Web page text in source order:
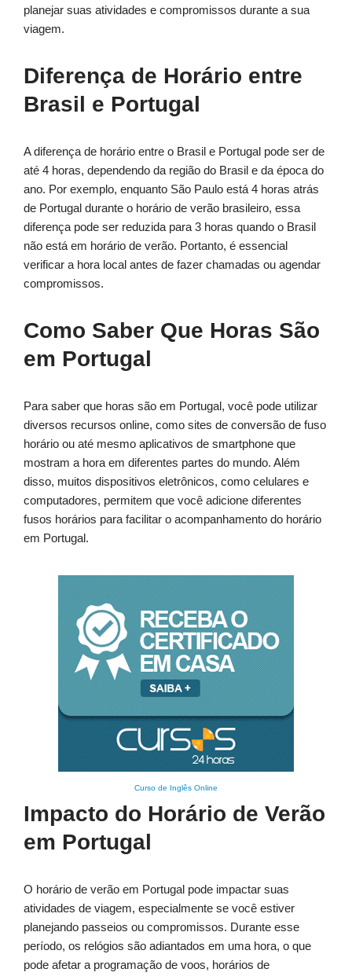
planejar suas atividades e compromissos durante a sua
viagem.
Diferença de Horário entre
Brasil e Portugal
A diferença de horário entre o Brasil e Portugal pode ser de
até 4 horas, dependendo da região do Brasil e da época do
ano. Por exemplo, enquanto São Paulo está 4 horas atrás
de Portugal durante o horário de verão brasileiro, essa
diferença pode ser reduzida para 3 horas quando o Brasil
não está em horário de verão. Portanto, é essencial
verificar a hora local antes de fazer chamadas ou agendar
compromissos.
Como Saber Que Horas São
em Portugal
Para saber que horas são em Portugal, você pode utilizar
diversos recursos online, como sites de conversão de fuso
horário ou até mesmo aplicativos de smartphone que
mostram a hora em diferentes partes do mundo. Além
disso, muitos dispositivos eletrônicos, como celulares e
computadores, permitem que você adicione diferentes
fusos horários para facilitar o acompanhamento do horário
em Portugal.
Curso de Inglês Online
Impacto do Horário de Verão
em Portugal
O horário de verão em Portugal pode impactar suas
atividades de viagem, especialmente se você estiver
planejando passeios ou compromissos. Durante esse
período, os relógios são adiantados em uma hora, o que
pode afetar a programação de voos, horários de